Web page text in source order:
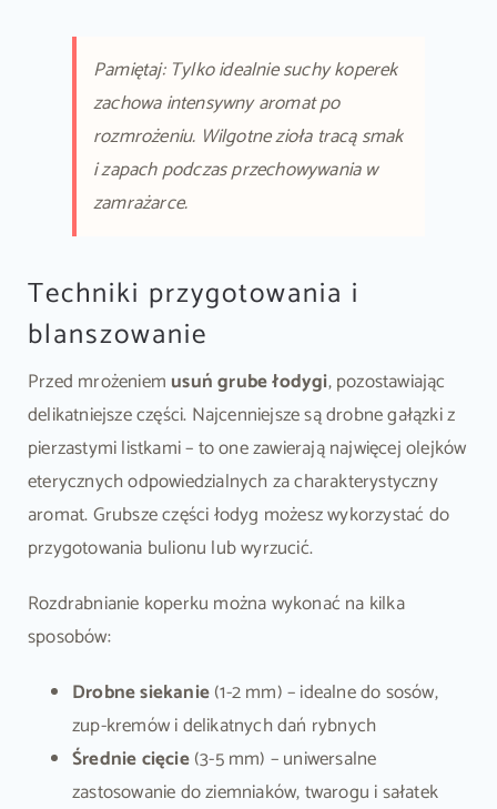
Pamiętaj: Tylko idealnie suchy koperek
zachowa intensywny aromat po
rozmrożeniu. Wilgotne zioła tracą smak
i zapach podczas przechowywania w
zamrażarce.
Techniki przygotowania i
blanszowanie
Przed mrożeniem usuń grube łodygi, pozostawiając
delikatniejsze części. Najcenniejsze są drobne gałązki z
pierzastymi listkami – to one zawierają najwięcej olejków
eterycznych odpowiedzialnych za charakterystyczny
aromat. Grubsze części łodyg możesz wykorzystać do
przygotowania bulionu lub wyrzucić.
Rozdrabnianie koperku można wykonać na kilka
sposobów:
Drobne siekanie(1-2 mm) – idealne do sosów,
zup-kremów i delikatnych dań rybnych
Średnie cięcie(3-5 mm) – uniwersalne
zastosowanie do ziemniaków, twarogu i sałatek